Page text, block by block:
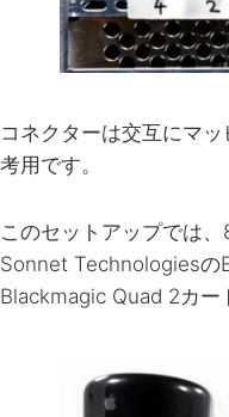
コネクターは交互にマ
考用です。
このセットアップでは
Sonnet Technologiesの
Blackmagic Quad 2カー